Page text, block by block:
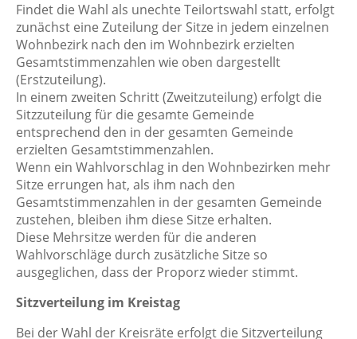
Findet die Wahl als unechte Teilortswahl statt, erfolgt
zunächst eine Zuteilung der Sitze in jedem einzelnen
Wohnbezirk nach den im Wohnbezirk erzielten
Gesamtstimmenzahlen wie oben dargestellt
(Erstzuteilung).
In einem zweiten Schritt (Zweitzuteilung) erfolgt die
Sitzzuteilung für die gesamte Gemeinde
entsprechend den in der gesamten Gemeinde
erzielten Gesamtstimmenzahlen.
Wenn ein Wahlvorschlag in den Wohnbezirken mehr
Sitze errungen hat, als ihm nach den
Gesamtstimmenzahlen in der gesamten Gemeinde
zustehen, bleiben ihm diese Sitze erhalten.
Diese Mehrsitze werden für die anderen
Wahlvorschläge durch zusätzliche Sitze so
ausgeglichen, dass der Proporz wieder stimmt.
Sitzverteilung im Kreistag
Bei der Wahl der Kreisräte erfolgt die Sitzverteilung